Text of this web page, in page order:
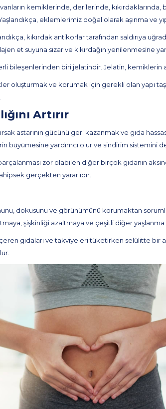
kemiklerinde, derilerinde,
eklemlerimiz doğal olarak aşınma ve
kıkırdak antikorlar tarafından saldırıya
et suyuna sızar ve kıkırdağın yenilenmesine
bileşenlerinden biri jelatindir. Jelatin, kemiklerin
oluşturmak ve korumak için gerekli olan yapı
Artırır
astarının gücünü geri kazanmak ve gıda
büyümesine yardımcı olur ve sindirim sistemini
zor olabilen diğer birçok gıdanın
gerçekten yararlıdır.
dokusunu ve görünümünü korumaktan
şişkinliği azaltmaya ve çeşitli diğer yaşlanma
gıdaları ve takviyeleri tüketirken selülitte bir